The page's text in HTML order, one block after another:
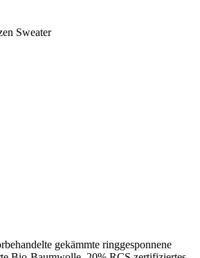
Sweater
gekämmte ringgesponnene